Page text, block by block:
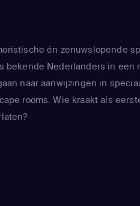
én zenuwslopende
bekende Nederlanders in een
naar aanwijzingen in
rooms. Wie kraakt als